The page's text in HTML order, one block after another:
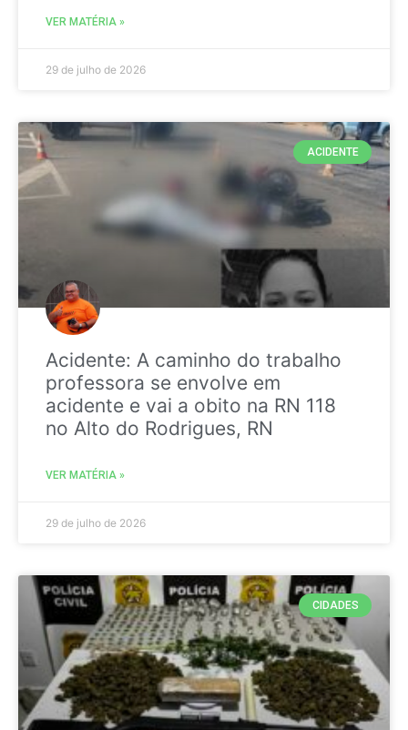
VER MATÉRIA »
29 de julho de 2026
ACIDENTE
Acidente: A caminho do trabalho
professora se envolve em
acidente e vai a obito na RN 118
no Alto do Rodrigues, RN
VER MATÉRIA »
29 de julho de 2026
CIDADES